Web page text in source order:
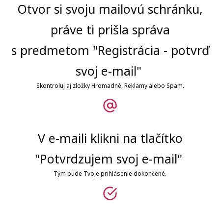
Otvor si svoju mailovú schránku,
práve ti prišla správa
s predmetom "Registrácia - potvrď
svoj e-mail"
Skontroluj aj zložky Hromadné, Reklamy alebo Spam.
V e-maili klikni na tlačítko
"Potvrdzujem svoj e-mail"
Tým bude Tvoje prihlásenie dokončené.